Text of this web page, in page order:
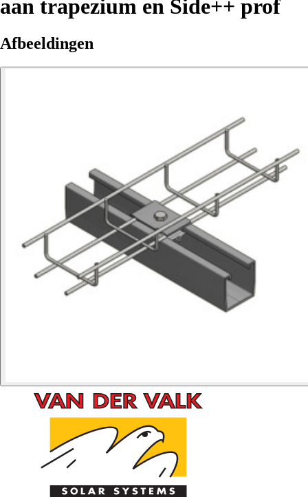
aan trapezium en Side++ prof
Afbeeldingen